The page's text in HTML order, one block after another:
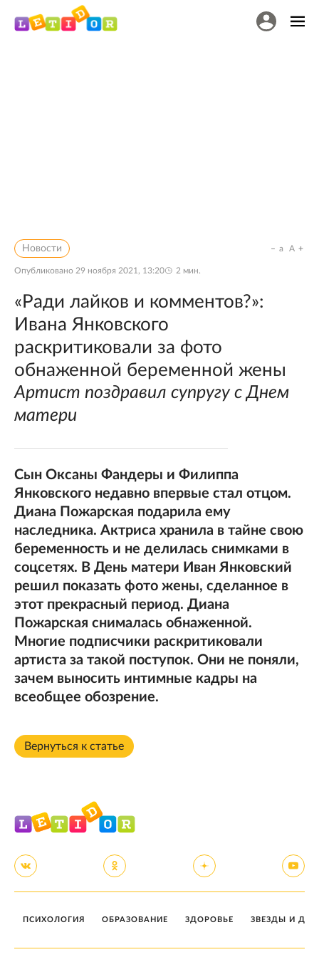
Новости
Опубликовано 29 ноября 2021, 13:20 2 мин.
a A
«Ради лайков и комментов?»:
Ивана Янковского
раскритиковали за фото
обнаженной беременной жены
Артист поздравил супругу с Днем
матери
Сын Оксаны Фандеры и Филиппа
Янковского недавно впервые стал отцом.
Диана Пожарская подарила ему
наследника. Актриса хранила в тайне свою
беременность и не делилась снимками в
соцсетях. В День матери Иван Янковский
решил показать фото жены, сделанное в
этот прекрасный период. Диана
Пожарская снималась обнаженной.
Многие подписчики раскритиковали
артиста за такой поступок. Они не поняли,
зачем выносить интимные кадры на
всеобщее обозрение.
Вернуться к статье
ПСИХОЛОГИЯ ОБРАЗОВАНИЕ ЗДОРОВЬЕ ЗВЕЗДЫ И